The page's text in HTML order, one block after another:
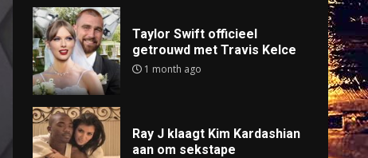
Taylor Swift officieel
getrouwd met Travis Kelce
1 month ago
Ray J klaagt Kim Kardashian
aan om sekstape